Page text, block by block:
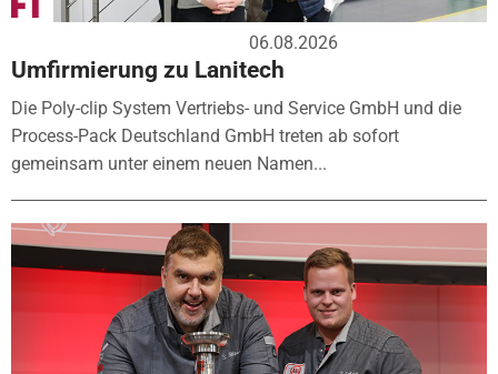
06.08.2026
Umfirmierung zu Lanitech
Die Poly-clip System Vertriebs- und Service GmbH und die
Process-Pack Deutschland GmbH treten ab sofort
gemeinsam unter einem neuen Namen...